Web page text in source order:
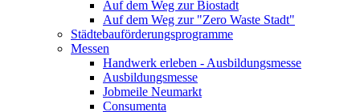
Auf dem Weg zur Biostadt
Auf dem Weg zur "Zero Waste Stadt"
Städtebauförderungsprogramme
Messen
Handwerk erleben - Ausbildungsmesse
Ausbildungsmesse
Jobmeile Neumarkt
Consumenta